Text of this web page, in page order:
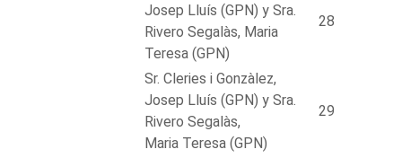
Josep Lluís (GPN) y Sra.
Rivero Segalàs, Maria
Teresa (GPN)
28
Sr. Cleries i Gonzàlez,
Josep Lluís (GPN) y Sra.
Rivero Segalàs,
Maria Teresa (GPN)
29